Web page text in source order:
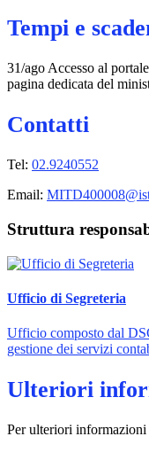
Tempi e
31/ago Accesso al
pagina dedicata del
Contatti
Tel: 02.9240552
Email:
Struttura
Ufficio di Segreteria
Ufficio composto dal
gestione dei servizi
Ulteriori
Per ulteriori informazioni